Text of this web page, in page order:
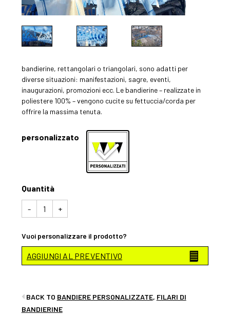
bandierine, rettangolari o triangolari, sono adatti per
diverse situazioni: manifestazioni, sagre, eventi,
inaugurazioni, promozioni ecc. Le bandierine – realizzate in
poliestere 100% – vengono cucite su fettuccia/corda per
offrire la massima tenuta.
personalizzato
Quantità
-
FILARI
BANDIERINE
+
Vuoi personalizzare il prodotto?
AGGIUNGI AL PREVENTIVO
BACK TO BANDIERE PERSONALIZZATE, FILARI DI
BANDIERINE